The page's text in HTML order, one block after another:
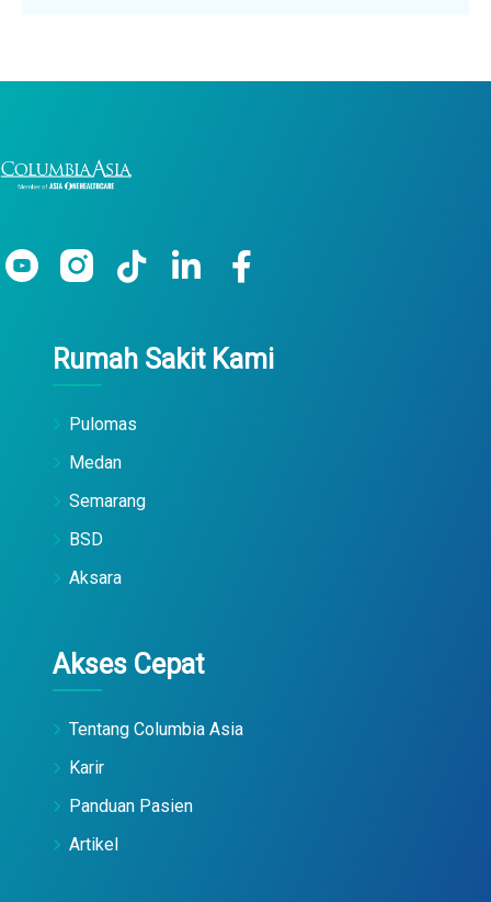
Rumah Sakit Kami
Pulomas
Medan
Semarang
BSD
Aksara
Akses Cepat
Tentang Columbia Asia
Karir
Panduan Pasien
Artikel